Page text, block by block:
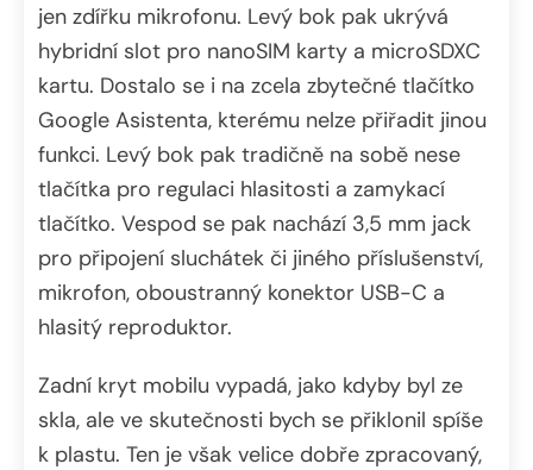
jen zdířku mikrofonu. Levý bok pak ukrývá
hybridní slot pro nanoSIM karty a microSDXC
kartu. Dostalo se i na zcela zbytečné tlačítko
Google Asistenta, kterému nelze přiřadit jinou
funkci. Levý bok pak tradičně na sobě nese
tlačítka pro regulaci hlasitosti a zamykací
tlačítko. Vespod se pak nachází 3,5 mm jack
pro připojení sluchátek či jiného příslušenství,
mikrofon, oboustranný konektor USB-C a
hlasitý reproduktor.
Zadní kryt mobilu vypadá, jako kdyby byl ze
skla, ale ve skutečnosti bych se přiklonil spíše
k plastu. Ten je však velice dobře zpracovaný,